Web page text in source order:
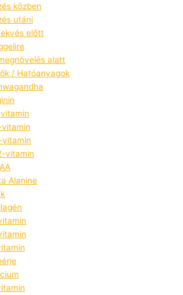
közben
utáni
előtt
alatt
/ Hatóanyagok
vitamin
vitamin
vitamin
vitamin
Alanine